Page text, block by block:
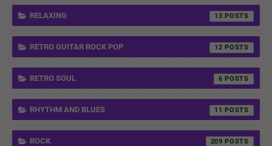
RELAXING 13
RETRO GUITAR ROCK POP 12
RETRO SOUL 6
RHYTHM AND BLUES 11
ROCK 209